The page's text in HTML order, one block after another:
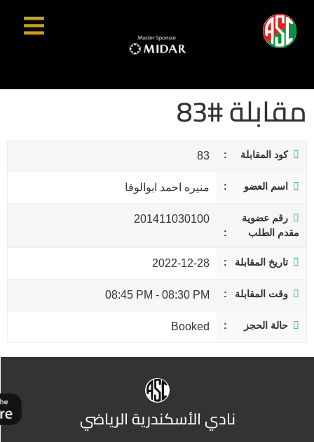
مقابلة #83
كود المقابلة 83
اسم العضو منيره احمد ابوالوفا
رقم عضوية
مقدم الطلب
201411030100
تاريخ المقابلة 2022-12-28
وقت المقابلة 08:30 PM
-
08:45 PM
حالة الحجز Booked
نادي الأسكندرية الرياضي